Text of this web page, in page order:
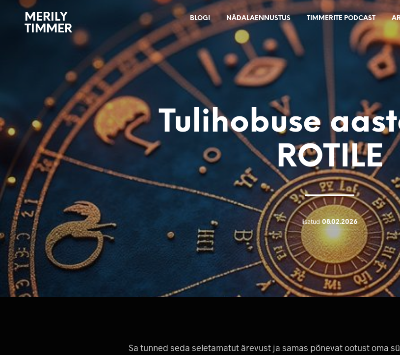
MERILY
TIMMER
BLOGI NÄDALAENNUSTUS TIMMERITE PODCAST
Tulihobuse
ROTILE
lisatud 08.02.2026
Sa tunned seda seletamatut ärevust ja samas põnevat ootust oma